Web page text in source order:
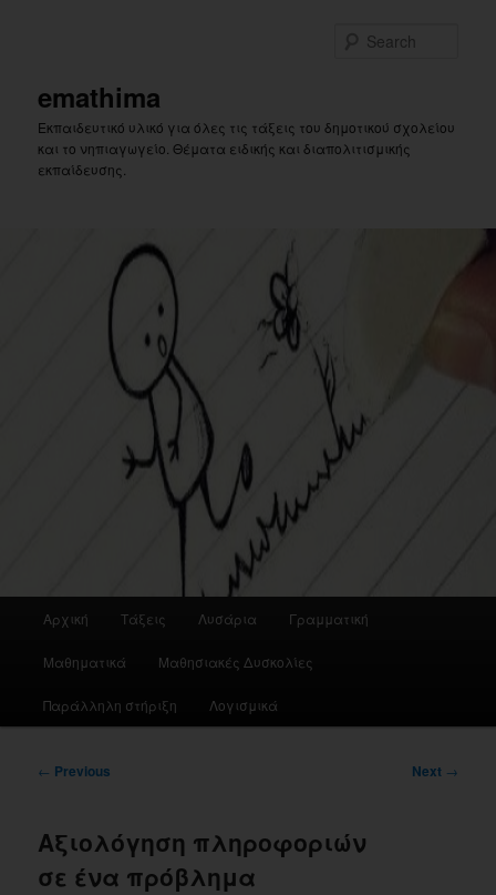
emathima
Εκπαιδευτικό υλικό για όλες τις τάξεις του δημοτικού σχολείου
και το νηπιαγωγείο. Θέματα ειδικής και διαπολιτισμικής
εκπαίδευσης.
Αρχική Τάξεις Λυσάρια Γραμματική
Μαθηματικά Μαθησιακές Δυσκολίες
Παράλληλη στήριξη Λογισμικά
Post
← Previous Next →
Αξιολόγηση πληροφοριών
σε ένα πρόβλημα